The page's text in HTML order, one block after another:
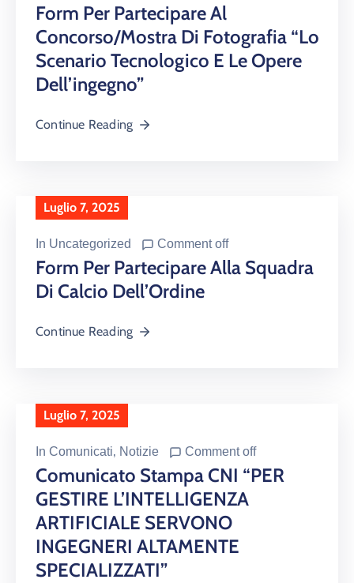
Form Per Partecipare Al
Concorso/Mostra Di Fotografia “Lo
Scenario Tecnologico E Le Opere
Dell’ingegno”
Continue Reading
Luglio 7, 2025
In Uncategorized Comment off
Form Per Partecipare Alla Squadra
Di Calcio Dell’Ordine
Continue Reading
Luglio 7, 2025
In Comunicati‚ Notizie Comment off
Comunicato Stampa CNI “PER
GESTIRE L’INTELLIGENZA
ARTIFICIALE SERVONO
INGEGNERI ALTAMENTE
SPECIALIZZATI”